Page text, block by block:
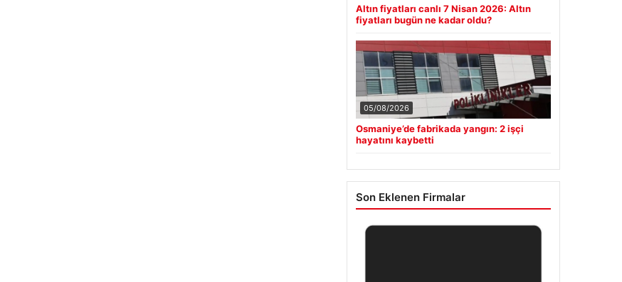
Altın fiyatları canlı 7 Nisan 2026: Altın
fiyatları bugün ne kadar oldu?
05/08/2026
Osmaniye’de fabrikada yangın: 2 işçi
hayatını kaybetti
Son Eklenen Firmalar